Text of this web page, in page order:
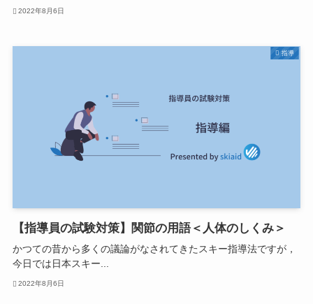
2022年8月6日
指導
【指導員の試験対策】関節の用語＜人体のしくみ＞
かつての昔から多くの議論がなされてきたスキー指導法ですが，
今日では日本スキー...
2022年8月6日